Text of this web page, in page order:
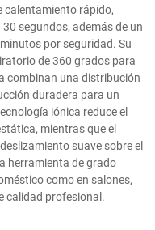
calentamiento rápido,
segundos, además de un
por seguridad. Su
de 360 grados para
combinan una distribución
duradera para un
iónica reduce el
mientras que el
suave sobre el
herramienta de grado
como en salones,
calidad profesional.